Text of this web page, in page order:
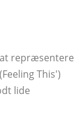
repræsentere
This')
lide